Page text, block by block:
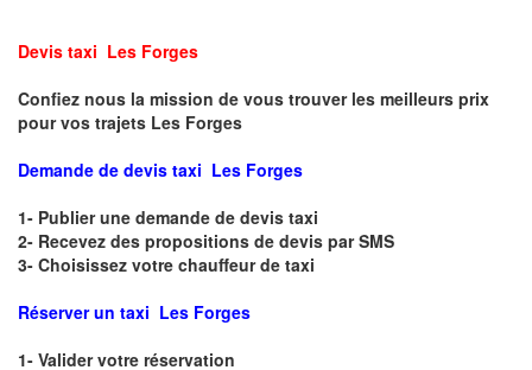
Devis taxi Les Forges
Confiez nous la mission de vous trouver les meilleurs prix
pour vos trajets Les Forges
Demande de devis taxi Les Forges
1- Publier une demande de devis taxi
2- Recevez des propositions de devis par SMS
3- Choisissez votre chauffeur de taxi
Réserver un taxi Les Forges
1- Valider votre réservation